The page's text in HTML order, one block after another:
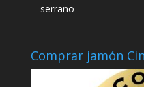
serrano
Comprar jamón